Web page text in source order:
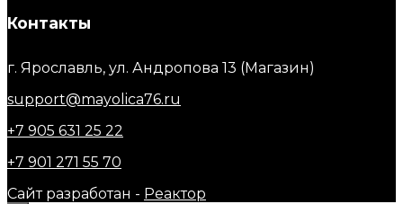
Контакты
г. Ярославль, ул. Андропова 13 (Магазин)
support@mayolica76.ru
+7 905 631 25 22
+7 901 271 55 70
Сайт разработан - Реактор